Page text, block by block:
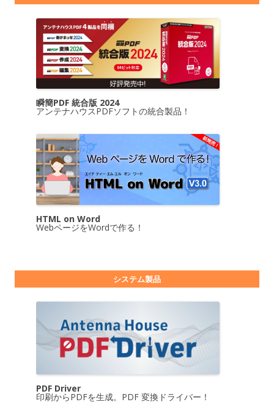
瞬簡PDF 統合版 2024
アンテナハウスPDFソフトの統合製品！
HTML on Word
WebページをWordで作る！
システム製品
PDF Driver
印刷からPDFを生成。PDF 変換ドライバー！